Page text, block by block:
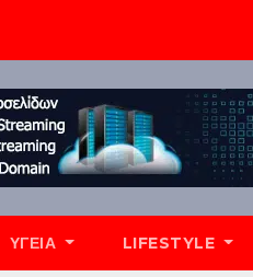
ΥΓΕΊΑ LIFESTYLE